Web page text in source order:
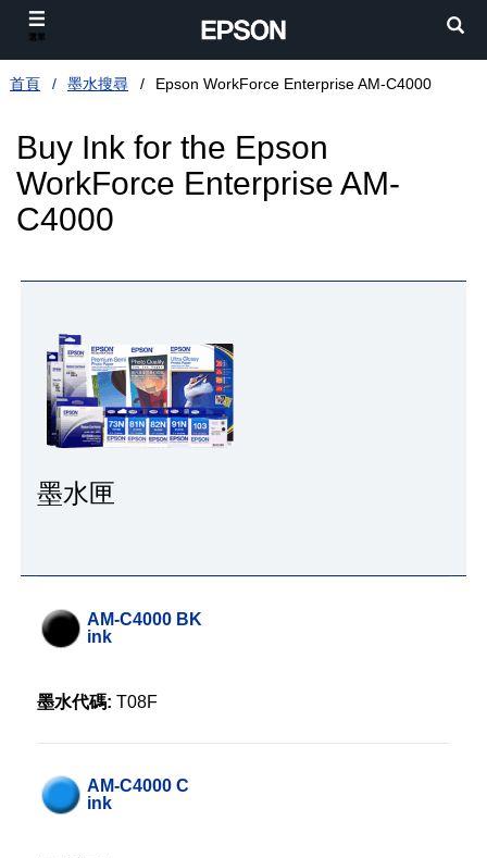
首頁 墨水搜尋 Epson WorkForce Enterprise AM-C4000
Buy Ink for the Epson
WorkForce Enterprise AM-
C4000
墨水匣
AM-C4000 BK
ink
墨水代碼: T08F
AM-C4000 C
ink